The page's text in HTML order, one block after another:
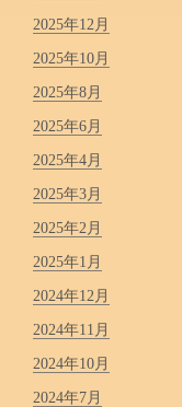
2025年12月
2025年10月
2025年8月
2025年6月
2025年4月
2025年3月
2025年2月
2025年1月
2024年12月
2024年11月
2024年10月
2024年7月